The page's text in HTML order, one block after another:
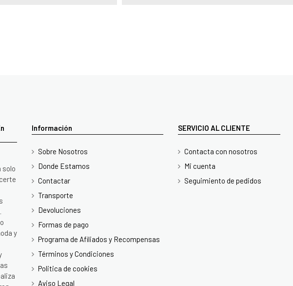
solo
y
Información
Sobre Nosotros
Donde Estamos
Contactar
Transporte
Devoluciones
Formas de pago
Programa de Afiliados y Recompensas
Términos y Condiciones
Politica de cookies
Aviso Legal
SERVICIO AL CLIENTE
Contacta con nosotros
Mi cuenta
Seguimiento de pedidos